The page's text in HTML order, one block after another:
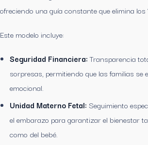
ofreciendo una guía constante que elimina los
Este modelo incluye:
Seguridad Financiera:Transparencia
sorpresas, permitiendo que las familias se
emocional.
Unidad Materno Fetal: Seguimiento
el embarazo para garantizar el bienestar
como del bebé.